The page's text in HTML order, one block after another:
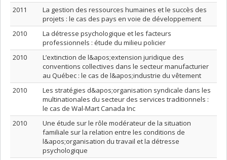
2011
La gestion des ressources humaines et le succès des
projets : le cas des pays en voie de développement
2010
La détresse psychologique et les facteurs
professionnels : étude du milieu policier
2010
L’extinction de l&apos;extension juridique des
conventions collectives dans le secteur manufacturier
au Québec : le cas de l&apos;industrie du vêtement
2010
Les stratégies d&apos;organisation syndicale dans les
multinationales du secteur des services traditionnels :
le cas de Wal-Mart Canada Inc
2010
Une étude sur le rôle modérateur de la situation
familiale sur la relation entre les conditions de
l&apos;organisation du travail et la détresse
psychologique